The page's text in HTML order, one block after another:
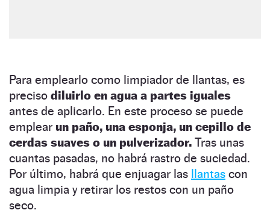
Para emplearlo como limpiador de llantas, es
preciso diluirlo en agua a partes iguales
antes de aplicarlo. En este proceso se puede
emplear un paño, una esponja, un cepillo de
cerdas suaves o un pulverizador. Tras unas
cuantas pasadas, no habrá rastro de suciedad.
Por último, habrá que enjuagar las llantas con
agua limpia y retirar los restos con un paño
seco.